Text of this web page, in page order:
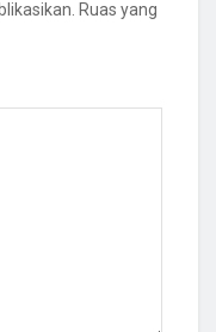
Ruas yang